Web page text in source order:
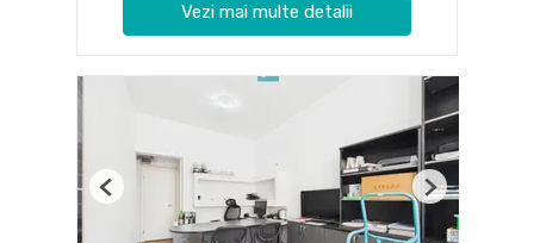
Vezi mai multe detalii
Previous Next